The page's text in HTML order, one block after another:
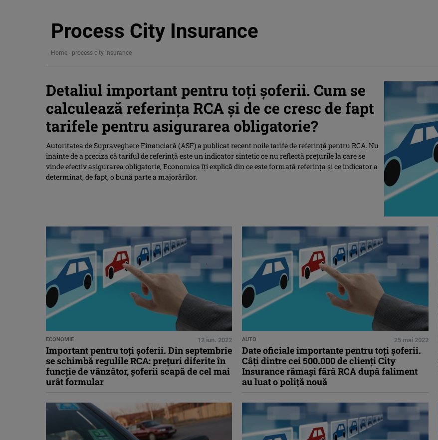
Process City Insurance
Home - process city insurance
Detaliul important pentru toți șoferii. Cum se
calculează referința RCA și de ce cresc de fapt
tarifele pentru asigurarea obligatorie?
Autoritatea de Supraveghere Financiară (ASF) a publicat recent noile tarife de referință pentru RCA. Nu
înainte de a preciza că tariful de referință este un indicator sintetic ce nu reflectă prețurile la care se
vinde efectiv asigurarea obligatorie, Economica îți explică din ce este formată referința și ce indicator a
determinat, de fapt, o bună parte a majorărilor.
ECONOMIE 12 iun. 2022
Important pentru toți șoferii. Din septembrie
se schimbă regulile RCA: prețuri diferite în
funcție de vânzător, șoferii scapă de cel mai
urât formular
AUTO 25 mai 2022
Date oficiale importante pentru toți șoferii.
Câți dintre cei 500.000 de clienți City
Insurance rămași fără RCA după faliment
au luat o poliță nouă